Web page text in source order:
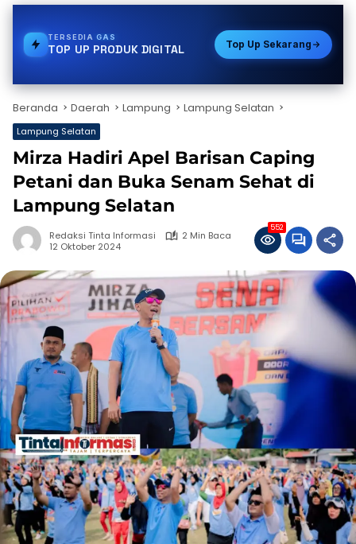
TERSEDIAVOUCHER GAME
TOP UP PRODUK DIGITAL Top Up Sekarang
Beranda Daerah Lampung Lampung Selatan
Lampung Selatan
Mirza Hadiri Apel Barisan Caping
Petani dan Buka Senam Sehat di
Lampung Selatan
Redaksi Tinta Informasi
2 Min Baca
12 Oktober 2024
552